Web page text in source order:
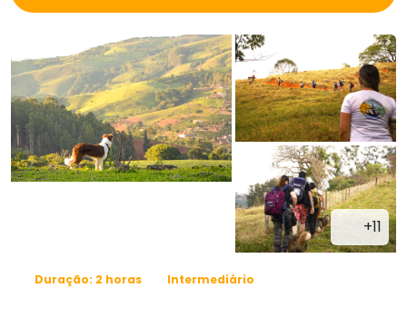
+11
Duração: 2 horas Intermediário